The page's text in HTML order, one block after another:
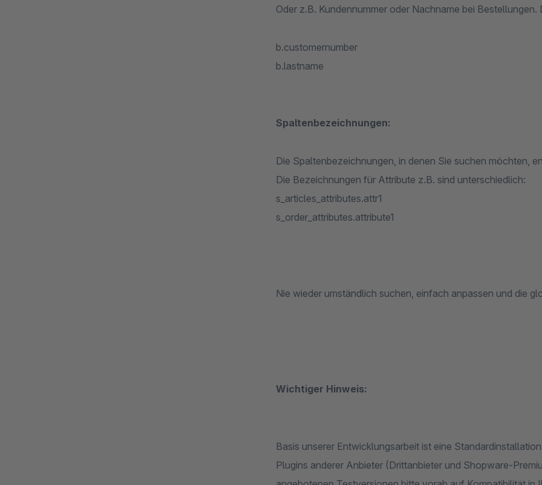
Oder z.B. Kundennummer oder Nachname bei
b.customernumber
b.lastname
Spaltenbezeichnungen:
Die Spaltenbezeichnungen, in denen Sie suchen möchten,
Die Bezeichnungen für Attribute z.B. sind unterschiedlich:
s_articles_attributes.attr1
s_order_attributes.attribute1
Nie wieder umständlich suchen, einfach anpassen und die
Wichtiger Hinweis:
Basis unserer Entwicklungsarbeit ist eine
Plugins anderer Anbieter (Drittanbieter und Shopware-